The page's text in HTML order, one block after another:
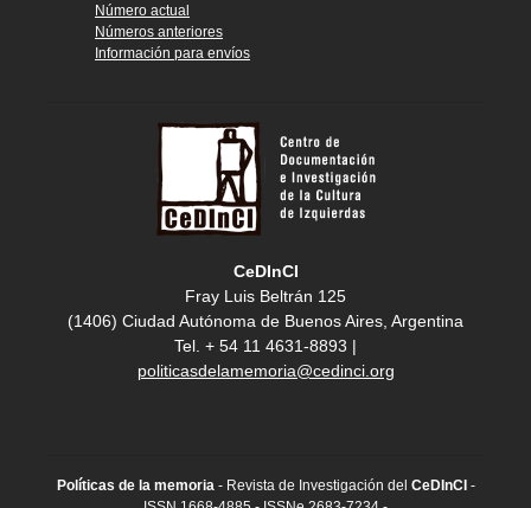
Número actual
Números anteriores
Información para envíos
CeDInCI
Fray Luis Beltrán 125
(1406) Ciudad Autónoma de Buenos Aires, Argentina
Tel. + 54 11 4631-8893 |
politicasdelamemoria@cedinci.org
Políticas de la memoria- Revista de Investigación del CeDInCI -